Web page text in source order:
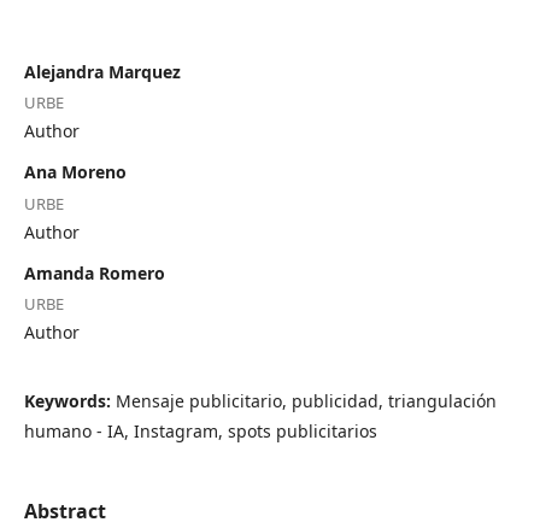
Alejandra Marquez
URBE
Author
Ana Moreno
URBE
Author
Amanda Romero
URBE
Author
Keywords: Mensaje publicitario, publicidad, triangulación
humano - IA, Instagram, spots publicitarios
Abstract